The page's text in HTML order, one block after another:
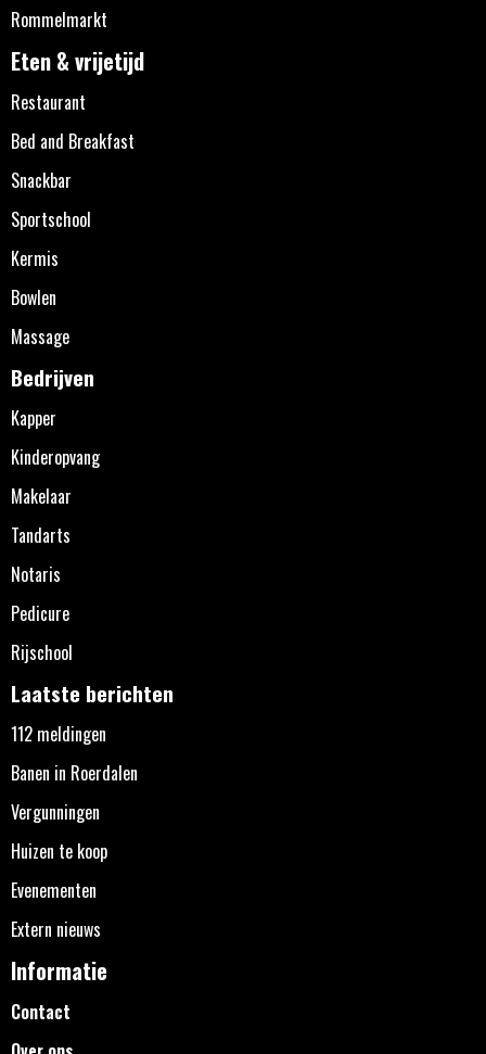
Rommelmarkt
Eten & vrijetijd
Restaurant
Bed and Breakfast
Snackbar
Sportschool
Kermis
Bowlen
Massage
Bedrijven
Kapper
Kinderopvang
Makelaar
Tandarts
Notaris
Pedicure
Rijschool
Laatste berichten
112 meldingen
Banen in Roerdalen
Vergunningen
Huizen te koop
Evenementen
Extern nieuws
Informatie
Contact